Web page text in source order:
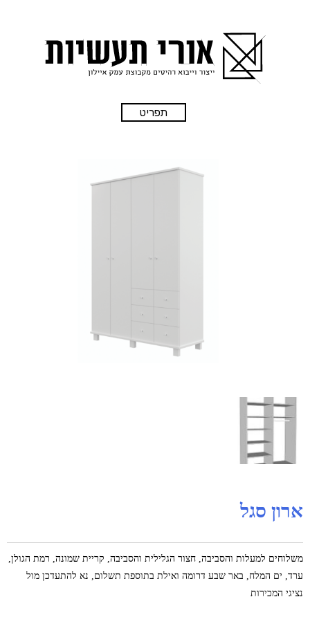
תפריט
ארון סגל
משלוחים למעלות והסביבה, חצור הגלילית והסביבה, קריית שמונה, רמת הגולן,
ערד, ים המלח, באר שבע דרומה ואילת בתוספת תשלום, נא להתעדכן מול
נציגי המכירות